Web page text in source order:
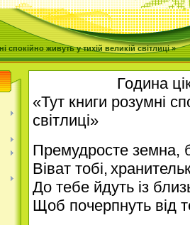
спокійно живуть у тихій великій світлиці »
Година
«Тут книги розумні
світлиці»
Премудросте земна,
Віват тобі,
До тебе йдуть із
Щоб почерпнуть від